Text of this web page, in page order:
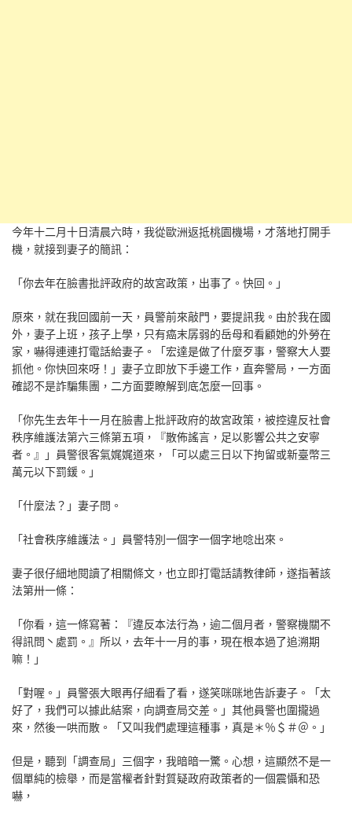
今年十二月十日清晨六時，我從歐洲返抵桃園機場，才落地打開手
機，就接到妻子的簡訊：
「你去年在臉書批評政府的故宮政策，出事了。快回。」
原來，就在我回國前一天，員警前來敲門，要提訊我。由於我在國
外，妻子上班，孩子上學，只有癌末孱弱的岳母和看顧她的外勞在
家，嚇得連連打電話給妻子。「宏達是做了什麼歹事，警察大人要
抓他。你快回來呀！」妻子立即放下手邊工作，直奔警局，一方面
確認不是詐騙集團，二方面要瞭解到底怎麼一回事。
「你先生去年十一月在臉書上批評政府的故宮政策，被控違反社會
秩序維護法第六三條第五項，『散佈謠言，足以影響公共之安寧
者。』」員警很客氣娓娓道來，「可以處三日以下拘留或新臺幣三
萬元以下罰鍰。」
「什麼法？」妻子問。
「社會秩序維護法。」員警特別一個字一個字地唸出來。
妻子很仔細地閱讀了相關條文，也立即打電話請教律師，遂指著該
法第卅一條：
「你看，這一條寫著：『違反本法行為，逾二個月者，警察機關不
得訊問丶處罰。』所以，去年十一月的事，現在根本過了追溯期
嘛！」
「對喔。」員警張大眼再仔細看了看，遂笑咪咪地告訴妻子。「太
好了，我們可以據此結案，向調查局交差。」其他員警也圍攏過
來，然後一哄而散。「又叫我們處理這種事，真是＊％＄＃＠。」
但是，聽到「調查局」三個字，我暗暗一驚。心想，這顯然不是一
個單純的檢舉，而是當權者針對質疑政府政策者的一個震懾和恐
嚇，